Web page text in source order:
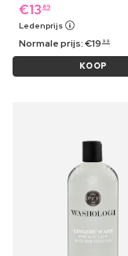
€13 89
Ledenprijs
Normale prijs:€19 99
KOOP